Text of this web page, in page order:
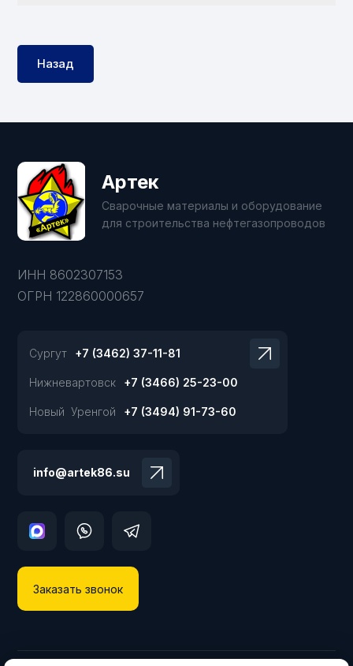
Назад
Артек
Сварочные материалы и оборудование
для строительства нефтегазопроводов
ИНН 8602307153
ОГРН 122860000657
Сургут +7 (3462) 37-11-81
Нижневартовск +7 (3466) 25-23-00
Новый Уренгой +7 (3494) 91-73-60
info@artek86.su
Заказать звонок